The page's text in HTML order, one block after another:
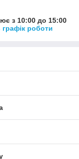
з 10:00 до 15:00
роботи